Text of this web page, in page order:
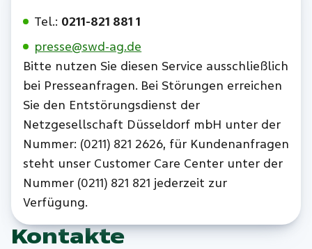
Tel.: 0211-821 881 1
presse@swd-ag.de
Bitte nutzen Sie diesen Service ausschließlich
bei Presseanfragen. Bei Störungen erreichen
Sie den Entstörungsdienst der
Netzgesellschaft Düsseldorf mbH unter der
Nummer: (0211) 821 2626, für Kundenanfragen
steht unser Customer Care Center unter der
Nummer (0211) 821 821 jederzeit zur
Verfügung.
Kontakte